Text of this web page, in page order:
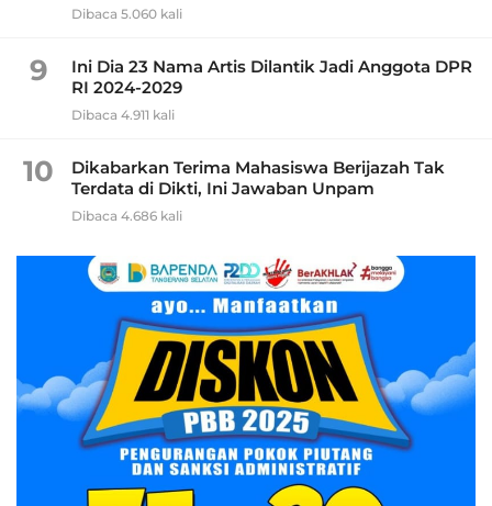
Dibaca 5.060 kali
9
Ini Dia 23 Nama Artis Dilantik Jadi Anggota DPR
RI 2024-2029
Dibaca 4.911 kali
10
Dikabarkan Terima Mahasiswa Berijazah Tak
Terdata di Dikti, Ini Jawaban Unpam
Dibaca 4.686 kali